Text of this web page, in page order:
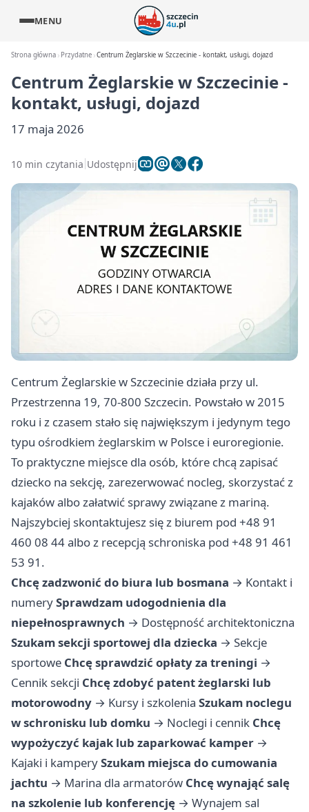
MENU
Strona główna Przydatne Centrum Żeglarskie w Szczecinie - kontakt, usługi, dojazd
Centrum Żeglarskie w Szczecinie -
kontakt, usługi, dojazd
17 maja 2026
10 min czytania Udostępnij
Centrum Żeglarskie w Szczecinie działa przy ul.
Przestrzenna 19, 70-800 Szczecin. Powstało w 2015
roku i z czasem stało się największym i jedynym tego
typu ośrodkiem żeglarskim w Polsce i euroregionie.
To praktyczne miejsce dla osób, które chcą zapisać
dziecko na sekcję, zarezerwować nocleg, skorzystać z
kajaków albo załatwić sprawy związane z mariną.
Najszybciej skontaktujesz się z biurem pod +48 91
460 08 44 albo z recepcją schroniska pod +48 91 461
53 91.
Chcę zadzwonić do biura lub bosmana → Kontakt i
numerySprawdzam udogodnienia dla
niepełnosprawnych → Dostępność architektoniczna
Szukam sekcji sportowej dla dziecka → Sekcje
sportowe Chcę sprawdzić opłaty za treningi →
Cennik sekcji Chcę zdobyć patent żeglarski lub
motorowodny → Kursy i szkolenia Szukam noclegu
w schronisku lub domku → Noclegi i cennik Chcę
wypożyczyć kajak lub zaparkować kamper →
Kajaki i kamperySzukam miejsca do cumowania
jachtu → Marina dla armatorów Chcę wynająć salę
na szkolenie lub konferencję → Wynajem sal